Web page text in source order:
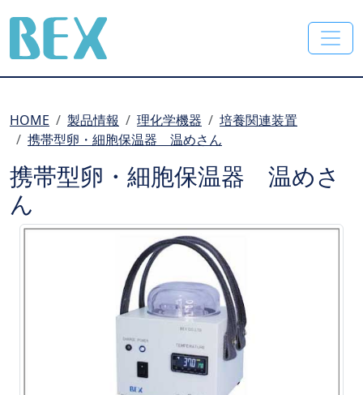
HOME 製品情報 理化学機器
培養関連装置
携帯型卵・細胞保温器 温めさん
携帯型卵・細胞保温器 温めさ
ん